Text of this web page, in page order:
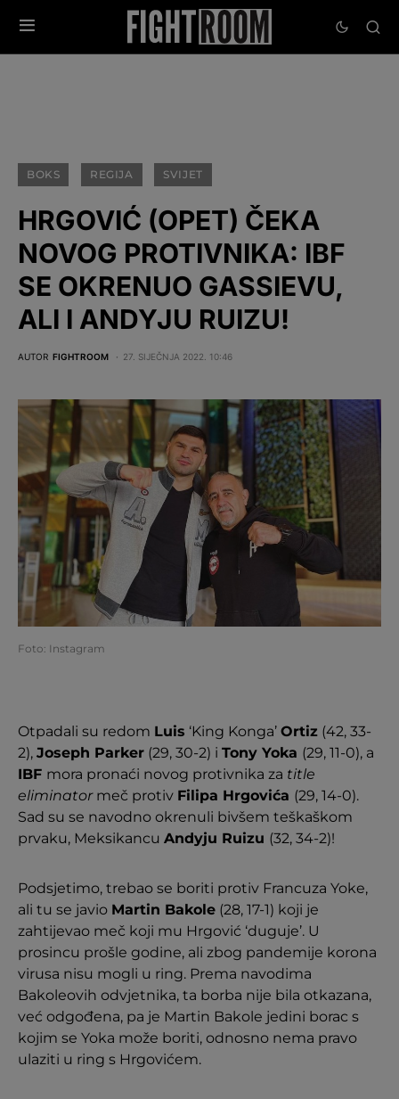
BOKS REGIJA SVIJET
HRGOVIĆ (OPET) ČEKA
NOVOG PROTIVNIKA: IBF
SE OKRENUO GASSIEVU,
ALI I ANDYJU RUIZU!
AUTOR FIGHTROOM 27. SIJEČNJA 2022. 10:46
Foto: Instagram
Otpadali su redom Luis ‘King Konga’ Ortiz (42, 33-
2), Joseph Parker (29, 30-2) i Tony Yoka (29, 11-0), a
IBF mora pronaći novog protivnika za title
eliminator meč protiv Filipa Hrgovića (29, 14-0).
Sad su se navodno okrenuli bivšem teškaškom
prvaku, Meksikancu Andyju Ruizu (32, 34-2)!
Podsjetimo, trebao se boriti protiv Francuza Yoke,
ali tu se javio Martin Bakole (28, 17-1) koji je
zahtijevao meč koji mu Hrgović ‘duguje’. U
prosincu prošle godine, ali zbog pandemije korona
virusa nisu mogli u ring. Prema navodima
Bakoleovih odvjetnika, ta borba nije bila otkazana,
već odgođena, pa je Martin Bakole jedini borac s
kojim se Yoka može boriti, odnosno nema pravo
ulaziti u ring s Hrgovićem.